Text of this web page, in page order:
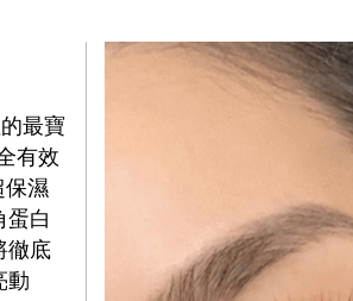
最寶
有效
保濕
白
徹底
動